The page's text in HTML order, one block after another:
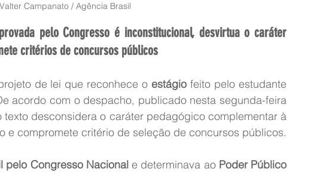
Valter Campanato / Agência Brasil
pelo Congresso é inconstitucional, desvirtua o caráter
critérios de concursos públicos
de lei que reconhece o estágio
acordo com o despacho, publicado nesta segunda-feira
texto desconsidera o caráter pedagógico complementar à
e compromete critério de seleção de concursos públicos.
pelo Congresso Nacional e determinava ao Poder Público